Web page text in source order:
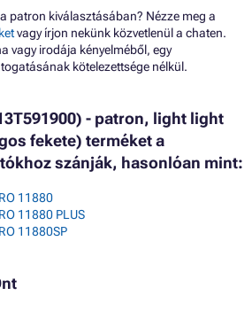
patron kiválasztásában? Nézze meg a
vagy írjon nekünk közvetlenül a chaten.
vagy irodája kényelméből, egy
kötelezettsége nélkül.
- patron, light light
fekete) terméket a
szánják, hasonlóan mint:
11880
11880 PLUS
11880SP